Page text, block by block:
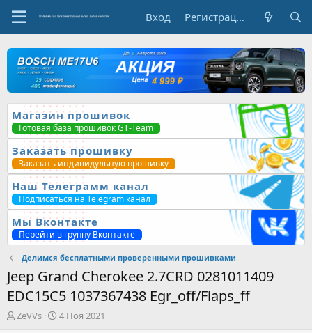
Вход Регистрация
Магазин прошивок
Готовая база прошивок GT-Team
Заказать прошивку
Заказать индивидульную прошивку
Наш Телеграмм канал
Подписаться на Telegram канал
Мы Вконтакте
Перейти в группу Вконтакте
Делимся бесплатными проверенными прошивками
Jeep Grand Cherokee 2.7CRD 0281011409
EDC15C5 1037367438 Egr_off/Flaps_ff
А
ZeVVs
Д
4 Ноя 2021